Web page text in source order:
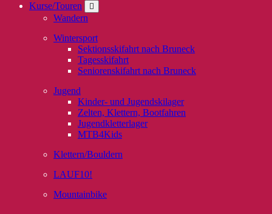
Kurse/Touren
Wandern
Wintersport
Sektionsskifahrt nach Bruneck
Tagesskifahrt
Seniorenskifahrt nach Bruneck
Jugend
Kinder- und Jugendskilager
Zelten, Klettern, Bootfahren
Jugendkletterlager
MTB4Kids
Klettern/Bouldern
LAUF10!
Mountainbike